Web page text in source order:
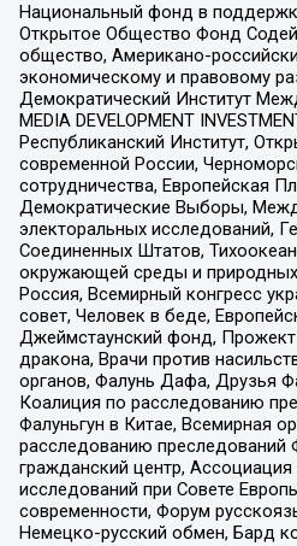
Национальный фонд в
Открытое Общество Фонд
общество, Американо-
экономическому и правовому
Демократический Институт
MEDIA DEVELOPMENT
Республиканский Институт,
современной России,
сотрудничества, Европейская
Демократические Выборы,
электоральных исследований,
Соединенных Штатов,
окружающей среды и
Россия, Всемирный конгресс
совет, Человек в беде,
Джеймстаунский фонд,
дракона, Врачи против
органов, Фалунь Дафа, Друзья
Коалиция по расследованию
Фалуньгун в Китае, Всемирная
расследованию преследований
гражданский центр,
исследований при Совете
современности, Форум
Немецко-русский обмен, Бард